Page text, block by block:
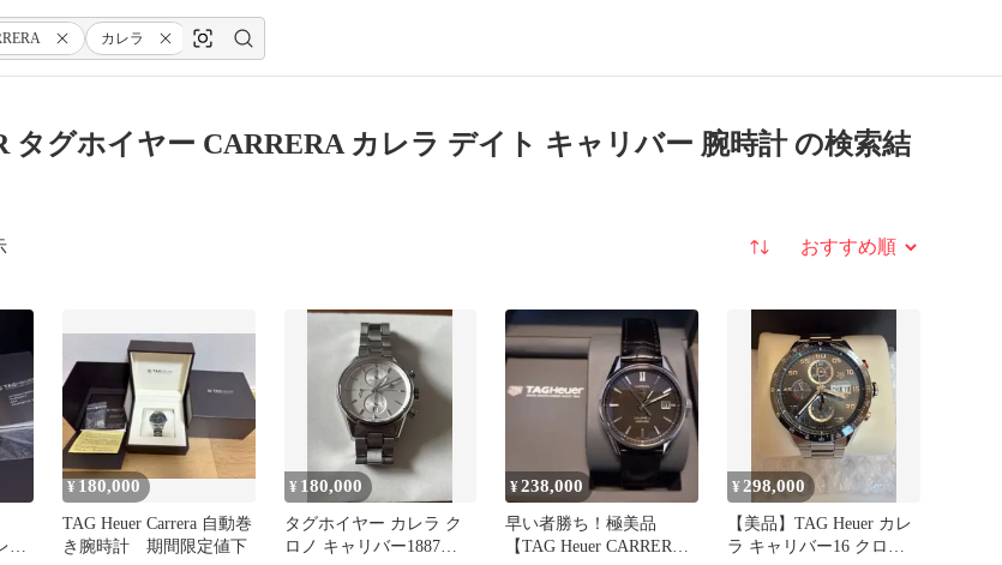
カレラ デイト
タグホイヤー CARRERA カレラ デイト キャリバー 腕時計 の検索結
並び替え
¥ 180,000
TAG Heuer Carrera 自動巻
き腕時計 期間限定値下
¥ 180,000
タグホイヤー カレラ ク
ロノ キャリバー1887
¥238,000
早い者勝ち！極美品
【TAG Heuer CARRERA
¥ 298,000
【美品】TAG Heuer カレ
ラ キャリバー16 クロノ